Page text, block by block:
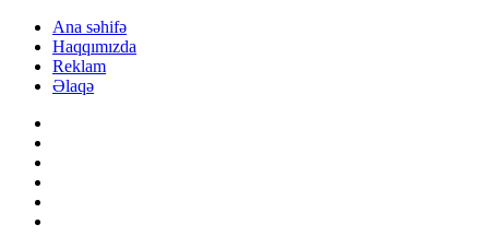
Ana səhifə
Haqqımızda
Reklam
Əlaqə